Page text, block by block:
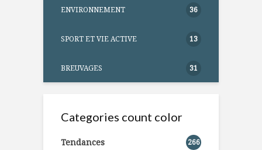
ENVIRONNEMENT 36
SPORT ET VIE ACTIVE 13
BREUVAGES 31
Categories count color
Tendances 266